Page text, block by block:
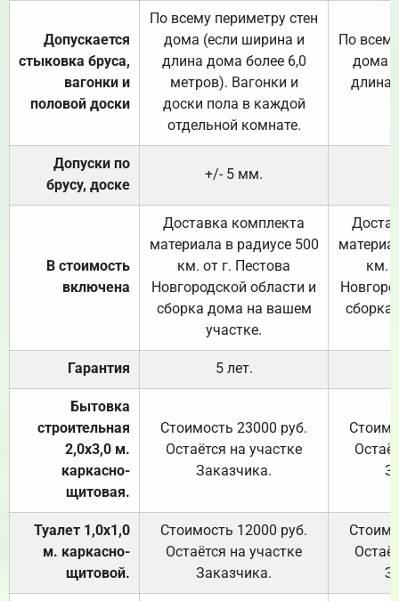
Допускается
стыковка бруса,
вагонки и
половой доски
По всему периметру стен
дома (если ширина и
длина дома более 6,0
метров). Вагонки и
доски пола в каждой
отдельной комнате.
По
дома
длина
Допуски по
брусу, доске
+/- 5 мм.
В стоимость
включена
Доставка комплекта
материала в радиусе 500
км. от г. Пестова
Новгородской области и
сборка дома на вашем
участке.
км.
Гарантия 5 лет.
Бытовка
строительная
2,0х3,0 м.
каркасно-
щитовая.
Стоимость 23000 руб.
Остаётся на участке
Заказчика.
Туалет 1,0х1,0
м. каркасно-
щитовой.
Стоимость 12000 руб.
Остаётся на участке
Заказчика.